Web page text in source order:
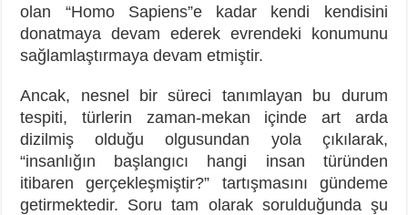
olan “Homo Sapiens”e kadar kendi kendisini
donatmaya devam ederek evrendeki konumunu
sağlamlaştırmaya devam etmiştir.
Ancak, nesnel bir süreci tanımlayan bu durum
tespiti, türlerin zaman-mekan içinde art arda
dizilmiş olduğu olgusundan yola çıkılarak,
“insanlığın başlangıcı hangi insan türünden
itibaren gerçekleşmiştir?” tartışmasını gündeme
getirmektedir. Soru tam olarak sorulduğunda şu